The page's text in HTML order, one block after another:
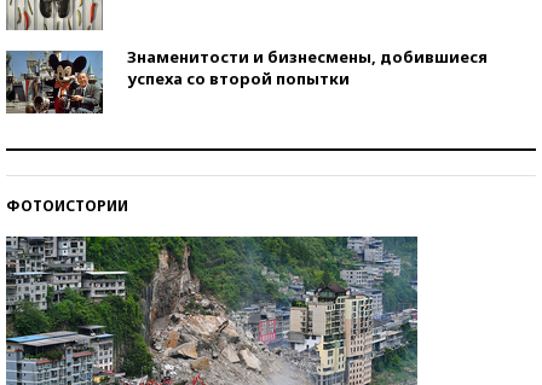
Знаменитости и бизнесмены, добившиеся
успеха со второй попытки
ФОТОИСТОРИИ